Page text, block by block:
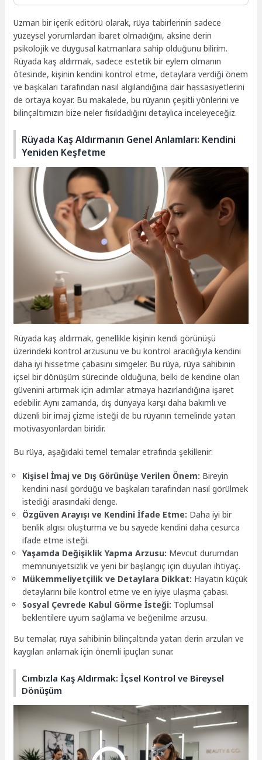
Uzman bir içerik editörü olarak, rüya tabirlerinin sadece
yüzeysel yorumlardan ibaret olmadığını, aksine derin
psikolojik ve duygusal katmanlara sahip olduğunu bilirim.
Rüyada kaş aldırmak, sadece estetik bir eylem olmanın
ötesinde, kişinin kendini kontrol etme, detaylara verdiği önem
ve başkaları tarafından nasıl algılandığına dair hassasiyetlerini
de ortaya koyar. Bu makalede, bu rüyanın çeşitli yönlerini ve
bilinçaltımızın bize neler fısıldadığını detaylıca inceleyeceğiz.
Rüyada Kaş Aldırmanın Genel Anlamları: Kendini
Yeniden Keşfetme
Rüyada kaş aldırmak, genellikle kişinin kendi görünüşü
üzerindeki kontrol arzusunu ve bu kontrol aracılığıyla kendini
daha iyi hissetme çabasını simgeler. Bu rüya, rüya sahibinin
içsel bir dönüşüm sürecinde olduğuna, belki de kendine olan
güvenini artırmak için adımlar atmaya hazırlandığına işaret
edebilir. Aynı zamanda, dış dünyaya karşı daha bakımlı ve
düzenli bir imaj çizme isteği de bu rüyanın temelinde yatan
motivasyonlardan biridir.
Bu rüya, aşağıdaki temel temalar etrafında şekillenir:
Kişisel İmaj ve Dış Görünüşe Verilen Önem: Bireyin
kendini nasıl gördüğü ve başkaları tarafından nasıl görülmek
istediği arasındaki denge.
Özgüven Arayışı ve Kendini İfade Etme: Daha iyi bir
benlik algısı oluşturma ve bu sayede kendini daha cesurca
ifade etme isteği.
Yaşamda Değişiklik Yapma Arzusu: Mevcut durumdan
memnuniyetsizlik ve yeni bir başlangıç için duyulan ihtiyaç.
Mükemmeliyetçilik ve Detaylara Dikkat: Hayatın küçük
detaylarını bile kontrol etme ve en iyiye ulaşma çabası.
Sosyal Çevrede Kabul Görme İsteği: Toplumsal
beklentilere uyum sağlama ve beğenilme arzusu.
Bu temalar, rüya sahibinin bilinçaltında yatan derin arzuları ve
kaygıları anlamak için önemli ipuçları sunar.
Cımbızla Kaş Aldırmak: İçsel Kontrol ve Bireysel
Dönüşüm